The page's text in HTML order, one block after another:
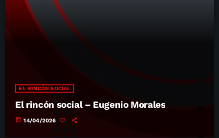
EL RINCÓN SOCIAL
El rincón social – Eugenio Morales
today 14/04/2026